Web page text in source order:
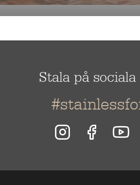
Stala på